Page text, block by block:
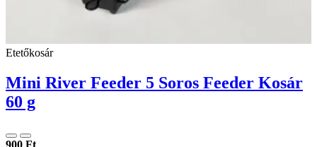
Etetőkosár
Mini River Feeder 5 Soros Feeder Kosár
60 g